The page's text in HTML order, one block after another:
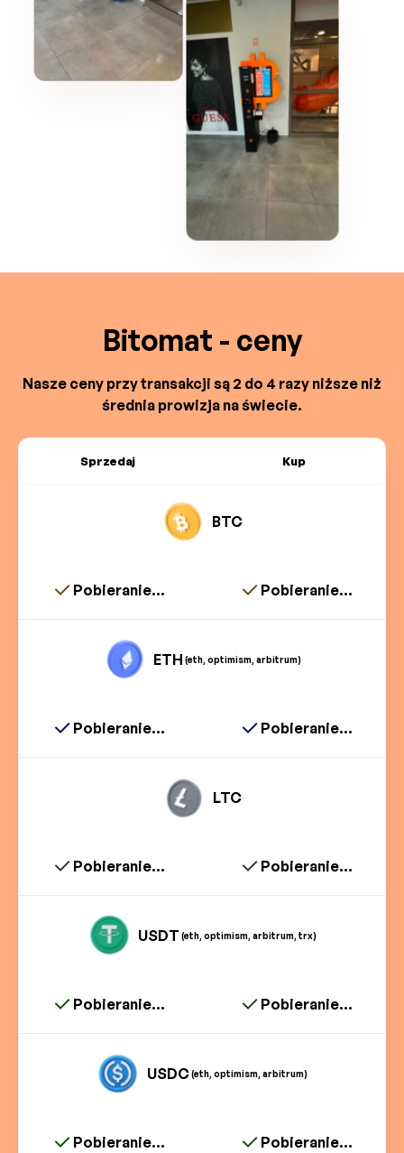
Bitomat - ceny
Nasze ceny przy transakcji są 2 do 4 razy niższe niż
średnia prowizja na świecie.
Sprzedaj Kup
BTC
Pobieranie... Pobieranie...
ETH (eth, optimism, arbitrum)
Pobieranie... Pobieranie...
LTC
Pobieranie... Pobieranie...
USDT (eth, optimism, arbitrum, trx)
Pobieranie... Pobieranie...
USDC(eth, optimism, arbitrum)
Pobieranie... Pobieranie...